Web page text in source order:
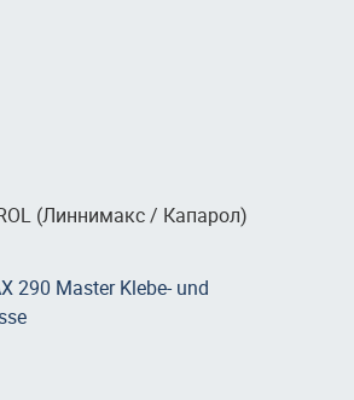
(Линнимакс / Капарол)
290 Master Klebe- und